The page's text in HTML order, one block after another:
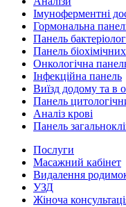
Імуноферментні
Гормональна
Панель
Панель
Онкологічна
Інфекційна панель
Виїзд додому та в
Панель
Аналіз крові
Панель
Послуги
Масажний кабінет
Видалення
УЗД
Жіноча